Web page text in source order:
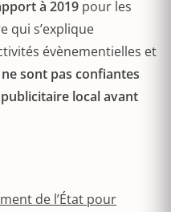
à 2019 pour les
qui s’explique
évènementielles et
sont pas confiantes
local avant
de l’État pour